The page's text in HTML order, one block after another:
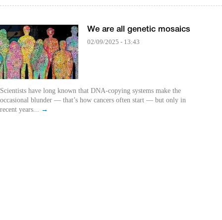
We are all genetic mosaics
02/09/2025 - 13:43
Scientists have long known that DNA-copying systems make the
occasional blunder — that’s how cancers often start — but only in
recent years... →